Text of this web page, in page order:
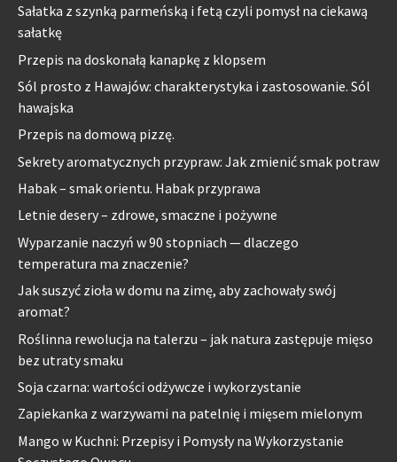
Sałatka z szynką parmeńską i fetą czyli pomysł na ciekawą
sałatkę
Przepis na doskonałą kanapkę z klopsem
Sól prosto z Hawajów: charakterystyka i zastosowanie. Sól
hawajska
Przepis na domową pizzę.
Sekrety aromatycznych przypraw: Jak zmienić smak potraw
Habak – smak orientu. Habak przyprawa
Letnie desery – zdrowe, smaczne i pożywne
Wyparzanie naczyń w 90 stopniach — dlaczego
temperatura ma znaczenie?
Jak suszyć zioła w domu na zimę, aby zachowały swój
aromat?
Roślinna rewolucja na talerzu – jak natura zastępuje mięso
bez utraty smaku
Soja czarna: wartości odżywcze i wykorzystanie
Zapiekanka z warzywami na patelnię i mięsem mielonym
Mango w Kuchni: Przepisy i Pomysły na Wykorzystanie